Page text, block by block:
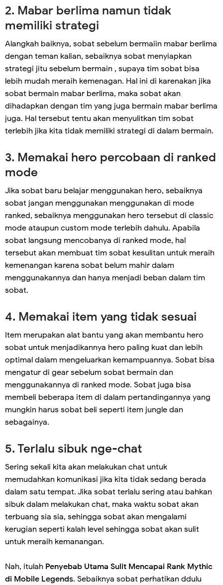
2. Mabar berlima namun tidak
memiliki strategi
Alangkah baiknya, sobat sebelum bermaiin mabar berlima
dengan teman kalian, sebaiknya sobat menyiapkan
strategi jitu sebelum bermain , supaya tim sobat bisa
lebih mudah meraih kemenagan. Hal ini di karenakan jika
sobat bermain mabar berlima, maka sobat akan
dihadapkan dengan tim yang juga bermain mabar berlima
juga. Hal tersebut tentu akan menyulitkan tim sobat
terlebih jika kita tidak memiliki strategi di dalam bermain.
3. Memakai hero percobaan di ranked
mode
Jika sobat baru belajar menggunakan hero, sebaiknya
sobat jangan menggunakan menggunakan di mode
ranked, sebaiknya menggunakan hero tersebut di classic
mode ataupun custom mode terlebih dahulu. Apabila
sobat langsung mencobanya di ranked mode, hal
tersebut akan membuat tim sobat kesulitan untuk meraih
kemenangan karena sobat belum mahir dalam
menggunakannya dan hanya menjadi beban dalam tim
sobat.
4. Memakai item yang tidak sesuai
Item merupakan alat bantu yang akan membantu hero
sobat untuk menjadikannya hero paling kuat dan lebih
optimal dalam mengeluarkan kemampuannya. Sobat bisa
mengatur di gear sebelum sobat bermain dan
menggunakannya di ranked mode. Sobat juga bisa
membeli beberapa item di dalam pertandingannya yang
mungkin harus sobat beli seperti item jungle dan
sebagainya.
5. Terlalu sibuk nge-chat
Sering sekali kita akan melakukan chat untuk
memudahkan komunikasi jika kita tidak sedang berada
dalam satu tempat. Jika sobat terlalu sering atau bahkan
sibuk dalam melakukan chat, maka waktu sobat akan
terbuang sia sia, sehingga sobat akan mengalami
kerugian seperti kalah level sehingga sobat akan sulit
untuk meraih kemanangan.
Nah, itulah Penyebab Utama Sulit Mencapai Rank Mythic
di Mobile Legends. Sebaiknya sobat perhatikan ddulu